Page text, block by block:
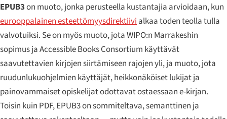
EPUB3on muoto, jonka perusteella kustantajia arvioidaan, kun
eurooppalainen esteettömyysdirektiivi alkaa toden teolla tulla
valvotuiksi. Se on myös muoto, jota WIPO:n Marrakeshin
sopimus ja Accessible Books Consortium käyttävät
saavutettavien kirjojen siirtämiseen rajojen yli, ja muoto, jota
ruudunlukuohjelmien käyttäjät, heikkonäköiset lukijat ja
painovammaiset opiskelijat odottavat ostaessaan e-kirjan.
Toisin kuin PDF, EPUB3 on sommiteltava, semanttinen ja